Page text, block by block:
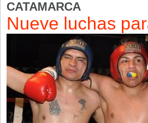
CATAMARCA
Nueve luchas